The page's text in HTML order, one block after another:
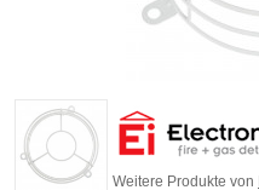
Weitere Produkte von